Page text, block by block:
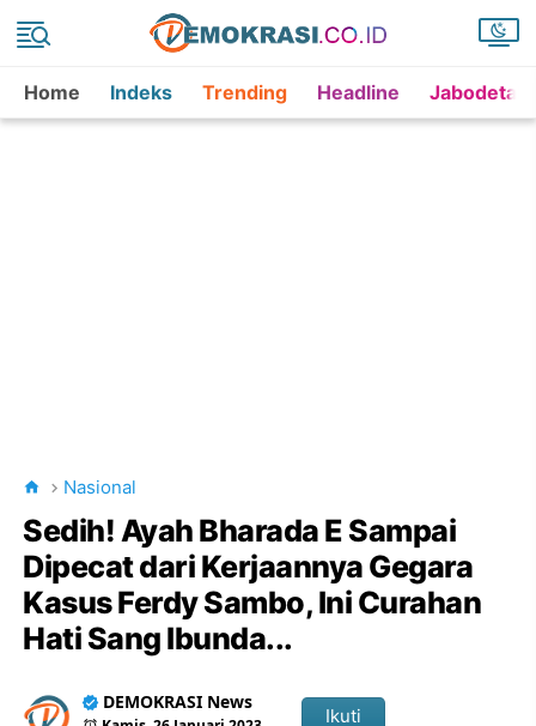
Home Indeks Trending Headline
Nasional
Sedih! Ayah Bharada E Sampai
Dipecat dari Kerjaannya Gegara
Kasus Ferdy Sambo, Ini Curahan
Hati Sang Ibunda...
DEMOKRASI News
Ikuti